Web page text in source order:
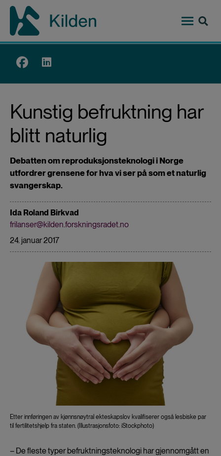
Hopp
hovedinnhold
Top
Kunstig befruktning har
blitt naturlig
Debatten om reproduksjonsteknologi i Norge
utfordrer grensene for hva vi ser på som et naturlig
svangerskap.
Ida Roland Birkvad
frilanser@kilden.forskningsradet.no
24. januar 2017
Etter innføringen av kjønnsnøytral ekteskapslov kvalifiserer også lesbiske par
til fertilitetshjelp fra staten. (Illustrasjonsfoto: iStockphoto)
– De fleste typer befruktningsteknologi har gjennomgått en